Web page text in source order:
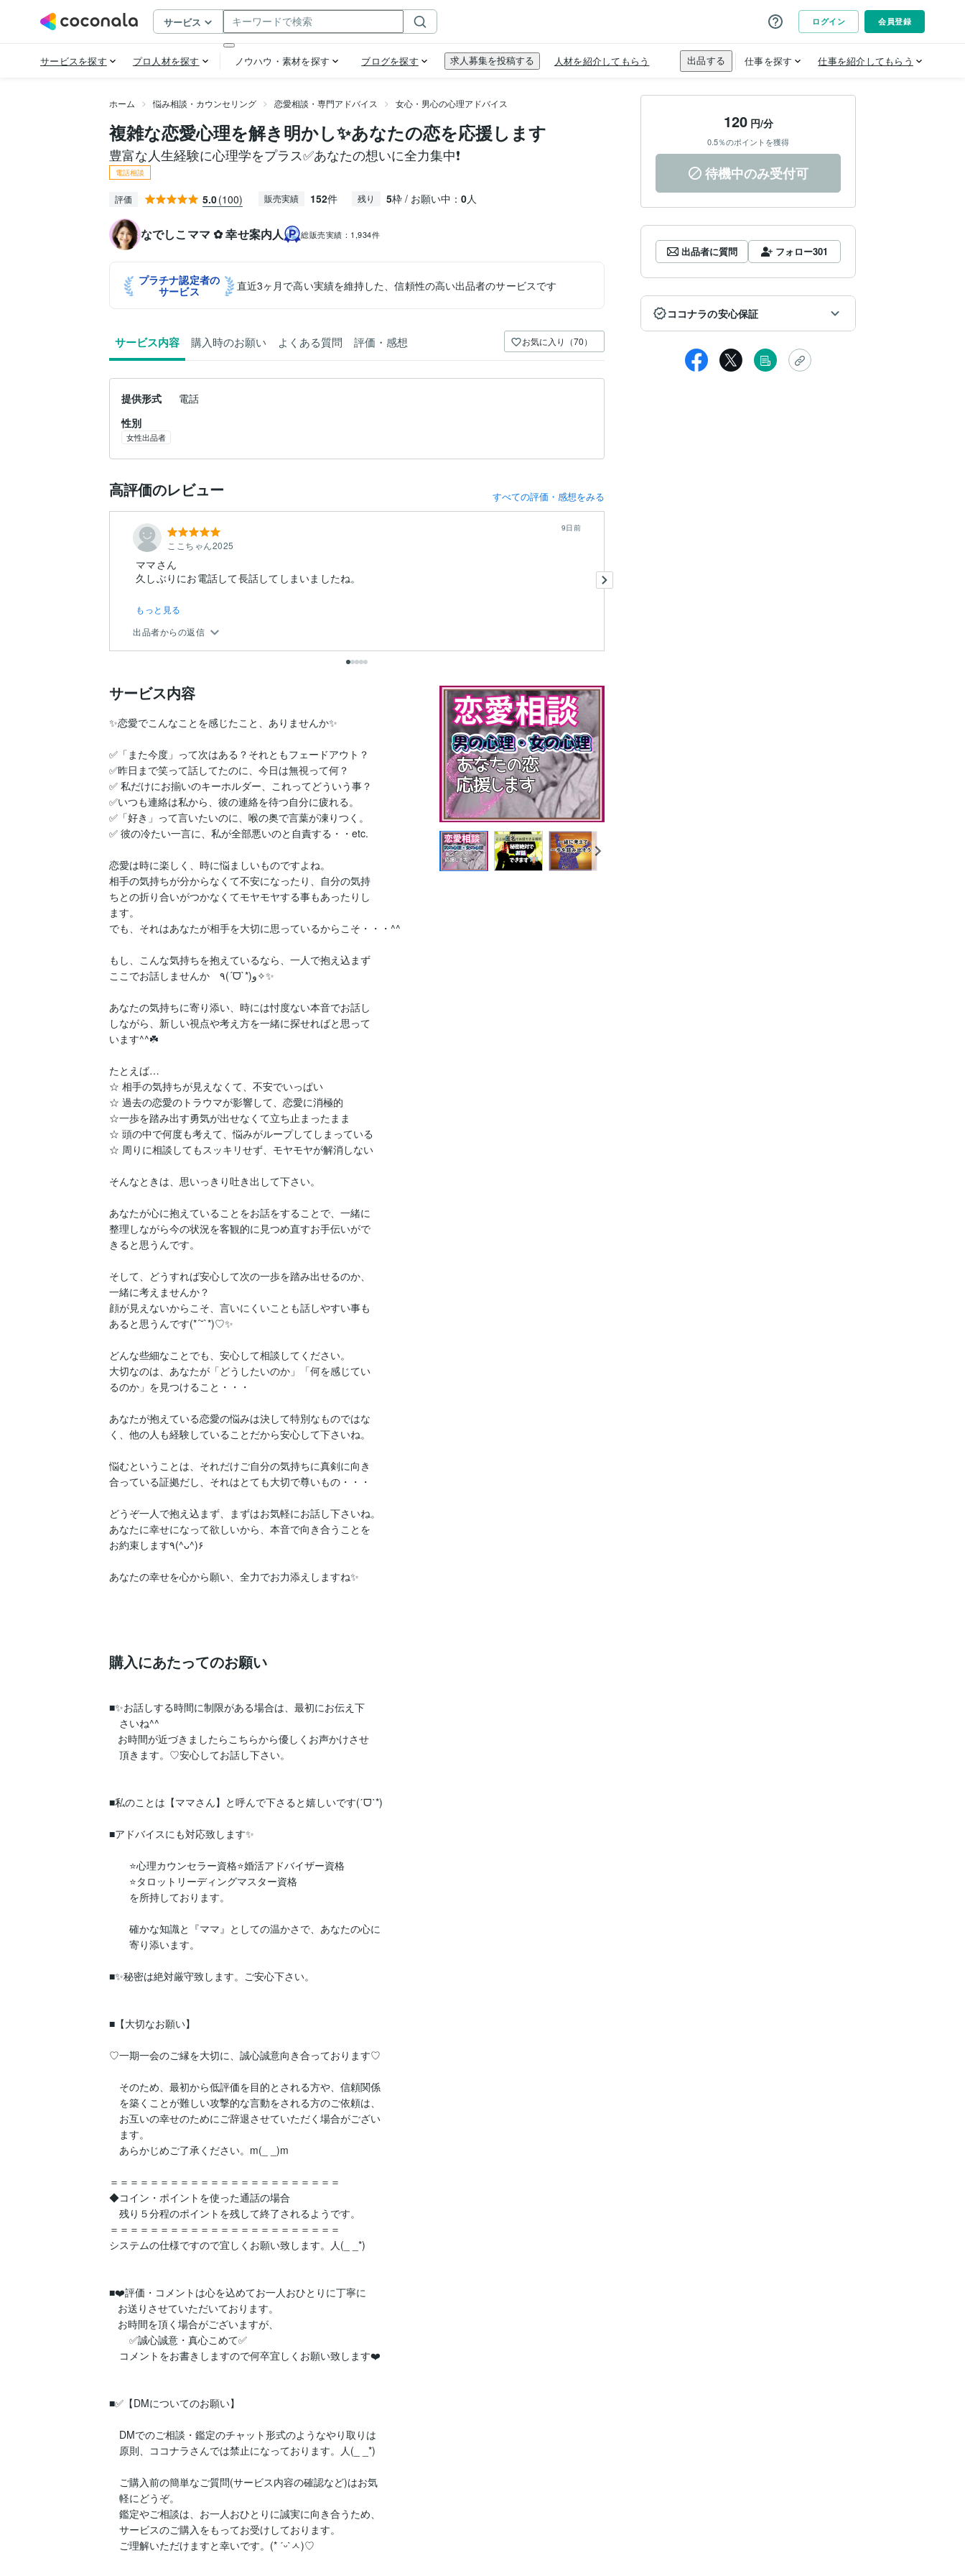
ホーム 悩み相談・カウンセリング 恋愛相談・専門アドバイス 女心・男心の心理アドバイス
複雑な恋愛心理を解き明かし✨あなたの恋を応援します
豊富な人生経験に心理学をプラス✅あなたの想いに全力集中❗️
電話相談
評価 5.0(100) 販売実績 152件 残り 5枠 / お願い中： 0人
なでしこママ ✿ 幸せ案内人 総販売実績： 1,934件
プラチナ認定者の
サービス
直近3ヶ月で高い実績を維持した、信頼性の高い出品者のサービスです
サービス内容 購入時のお願い よくある質問 評価・感想 お気に入り（70）
提供形式
電話
性別
女性出品者
高評価のレビュー すべての評価・感想をみる
ここちゃん2025
9日前
ママさん
もっと見る
出品者からの返信
サービス内容
✨恋愛でこんなことを感じたこと、ありませんか✨
✅「また今度」って次はある？それともフェードアウト？
✅昨日まで笑って話してたのに、今日は無視って何？
✅ 私だけにお揃いのキーホルダー、これってどういう事？
✅いつも連絡は私から、彼の連絡を待つ自分に疲れる。
✅「好き」って言いたいのに、喉の奥で言葉が凍りつく。
✅ 彼の冷たい一言に、私が全部悪いのと自責する・・etc.
恋愛は時に楽しく、時に悩ましいものですよね。
相手の気持ちが分からなくて不安になったり、自分の気持
ちとの折り合いがつかなくてモヤモヤする事もあったりし
ます。
でも、それはあなたが相手を大切に思っているからこそ・・・^^
もし、こんな気持ちを抱えているなら、一人で抱え込まず
ここでお話しませんか　٩(´ᗜ`*)و✧✨
あなたの気持ちに寄り添い、時には忖度ない本音でお話し
しながら、新しい視点や考え方を一緒に探せればと思って
います^^☘️
たとえば…
☆ 相手の気持ちが見えなくて、不安でいっぱい
☆ 過去の恋愛のトラウマが影響して、恋愛に消極的
☆一歩を踏み出す勇気が出せなくて立ち止まったまま
☆ 頭の中で何度も考えて、悩みがループしてしまっている
☆ 周りに相談してもスッキリせず、モヤモヤが解消しない
そんなときは、思いっきり吐き出して下さい。
あなたが心に抱えていることをお話をすることで、一緒に
整理しながら今の状況を客観的に見つめ直すお手伝いがで
きると思うんです。
そして、どうすれば安心して次の一歩を踏み出せるのか、
一緒に考えませんか？
顔が見えないからこそ、言いにくいことも話しやすい事も
あると思うんです(*´˘`*)♡✨
どんな些細なことでも、安心して相談してください。
大切なのは、あなたが「どうしたいのか」「何を感じてい
るのか」を見つけること・・・
あなたが抱えている恋愛の悩みは決して特別なものではな
く、他の人も経験していることだから安心して下さいね。
悩むということは、それだけご自分の気持ちに真剣に向き
合っている証拠だし、それはとても大切で尊いもの・・・
どうぞ一人で抱え込まず、まずはお気軽にお話し下さいね。
あなたに幸せになって欲しいから、本音で向き合うことを
お約束します٩(^ᴗ^)۶
あなたの幸せを心から願い、全力でお力添えしますね✨
購入にあたってのお願い
■✨お話しする時間に制限がある場合は、最初にお伝え下
さいね^^
頂きます。♡安心してお話し下さい。
■私のことは【ママさん】と呼んで下さると嬉しいです(ˊᗜˋ*)
■アドバイスにも対応致します✨
⭐️心理カウンセラー資格⭐️婚活アドバイザー資格
⭐️タロットリーディングマスター資格
を所持しております。
確かな知識と『ママ』としての温かさで、あなたの心に
寄り添います。
■✨秘密は絶対厳守致します。ご安心下さい。
■【大切なお願い】
♡一期一会のご縁を大切に、誠心誠意向き合っております♡
そのため、最初から低評価を目的とされる方や、信頼関係
を築くことが難しい攻撃的な言動をされる方のご依頼は、
お互いの幸せのためにご辞退させていただく場合がござい
ます。
あらかじめご了承ください。m(_ _)m
＝＝＝＝＝＝＝＝＝＝＝＝＝＝＝＝＝＝＝＝＝＝＝
◆コイン・ポイントを使った通話の場合
残り５分程のポイントを残して終了されるようです。
＝＝＝＝＝＝＝＝＝＝＝＝＝＝＝＝＝＝＝＝＝＝＝
システムの仕様ですので宜しくお願い致します。人(_ _*)
■❤️評価・コメントは心を込めてお一人おひとりに丁寧に
✅誠心誠意・真心こめて✅
コメントをお書きしますので何卒宜しくお願い致します❤️
■✅【DMについてのお願い】
DMでのご相談・鑑定のチャット形式のようなやり取りは
原則、ココナラさんでは禁止になっております。人(_ _*)
ご購入前の簡単なご質問(サービス内容の確認など)はお気
軽にどうぞ。
鑑定やご相談は、お一人おひとりに誠実に向き合うため、
サービスのご購入をもってお受けしております。
ご理解いただけますと幸いです。(* ˊᵕˋㅅ)♡
120円/分
0.5％のポイントを獲得
待機中のみ受付可
出品者に質問 フォロー301
ココナラの安心保証